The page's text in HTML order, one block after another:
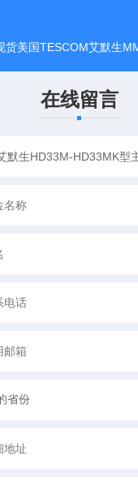
货美国TESCOM艾默生
在线留言